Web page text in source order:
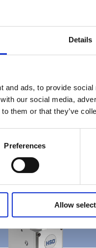
Details
and ads, to provide
our social media,
them or that they’ve
Preferences
Allow
F63